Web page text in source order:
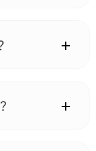
，从而保证整体